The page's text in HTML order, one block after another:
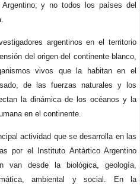
y no todos los países del
argentinos en el territorio
del origen del continente blanco,
vivos que la habitan en el
de las fuerzas naturales y los
la dinámica de los océanos y la
en el continente.
actividad que se desarrolla en las
por el Instituto Antártico Argentino
van desde la biológica, geología,
ambiental y social. En la